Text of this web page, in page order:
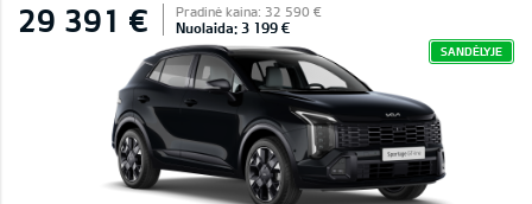
29 391 € Pradinė kaina: 32 590 €
Nuolaida: 3 199 €
SANDĖLYJE